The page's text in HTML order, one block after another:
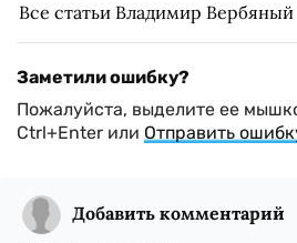
Все статьи Владимир Вербяный
Заметили ошибку?
Пожалуйста, выделите ее
Ctrl+Enter или Отправить
Добавить комментарий